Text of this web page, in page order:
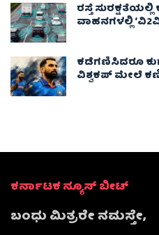
ರಸ್ತೆ ಸುರಕ್ಷತೆಯಲ್ಲಿ
ವಾಹನಗಳಲ್ಲಿ
ಕಡೆಗಣಿಸಿದರೂ
ವಿಶ್ವಕಪ್‌ ಮೇಲೆ
ಕರ್ನಾಟಕ ನ್ಯೂಸ್ ಬೀಟ್
ಬಂಧು ಮಿತ್ರರೇ ನಮಸ್ತೇ,